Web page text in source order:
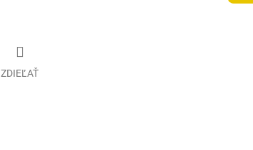
ZDIEĽAŤ